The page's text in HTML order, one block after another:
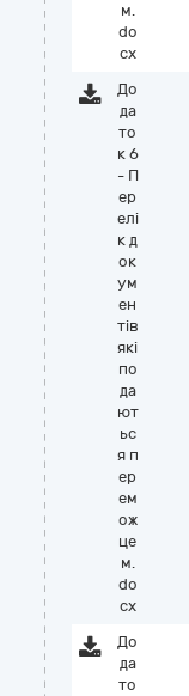
м.
do
cx
До
да
то
к 6
- П
ер
елі
к д
ок
ум
ен
тів
які
по
да
ют
ьс
я п
ер
ем
ож
це
м.
do
cx
До
да
то